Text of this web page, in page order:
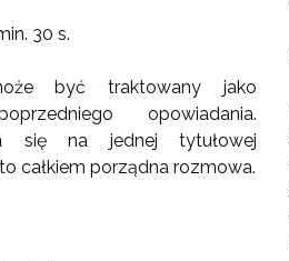
30 s.
być traktowany jako
opowiadania.
się na jednej tytułowej
całkiem porządna rozmowa.